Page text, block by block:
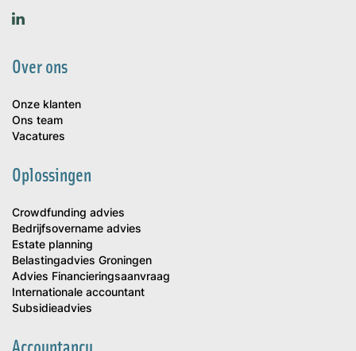
Over ons
Onze klanten
Ons team
Vacatures
Oplossingen
Crowdfunding advies
Bedrijfsovername advies
Estate planning
Belastingadvies Groningen
Advies Financieringsaanvraag
Internationale accountant
Subsidieadvies
Accountancy